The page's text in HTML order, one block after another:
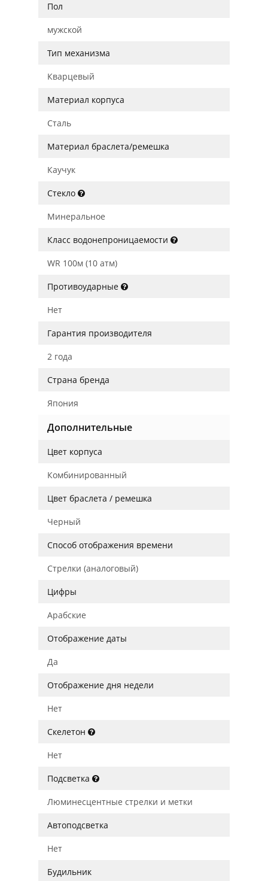
Пол
мужской
Тип механизма
Кварцевый
Материал корпуса
Сталь
Материал браслета/ремешка
Каучук
Стекло
Минеральное
Класс водонепроницаемости
WR 100м (10 атм)
Противоударные
Нет
Гарантия производителя
2 года
Страна бренда
Япония
Дополнительные
Цвет корпуса
Комбинированный
Цвет браслета / ремешка
Черный
Способ отображения времени
Стрелки (аналоговый)
Цифры
Арабские
Отображение даты
Да
Отображение дня недели
Нет
Скелетон
Нет
Подсветка
Люминесцентные стрелки и метки
Автоподсветка
Нет
Будильник